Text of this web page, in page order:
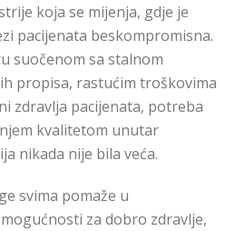
koja se mijenja, gdje je
pacijenata beskompromisna.
suočenom sa stalnom
propisa, rastućim troškovima
zdravlja pacijenata, potreba
kvalitetom unutar
nikada nije bila veća.
svima pomaže u
za dobro zdravlje,